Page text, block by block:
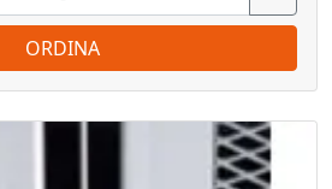
ORDINA